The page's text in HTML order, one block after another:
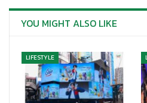
การเปิดตัวสินค้าสุดเอ็กซ์คลู
แบรนด์ใหม่ ชื่อใหม่ โปรปังกว่
follower prize สำหรับลูกค้าใ
Shopee Live แจก Shopee
ตลอดการไลฟ์ พร้อมเปิดพื้นที่ใ
กิจกรรมสนุกกับเหล่านักช้อป
YOU MIGHT ALSO LIKE
LIFESTYLE